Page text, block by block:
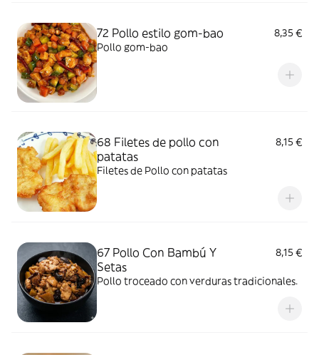
72 Pollo estilo gom-bao
8,35 €
Pollo gom-bao
68 Filetes de pollo con
patatas
8,15 €
Filetes de Pollo con patatas
67 Pollo Con Bambú Y
Setas
8,15 €
Pollo troceado con verduras tradicionales.